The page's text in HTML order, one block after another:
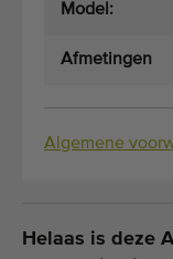
Model:
Afmetingen
Algemene
Helaas is deze